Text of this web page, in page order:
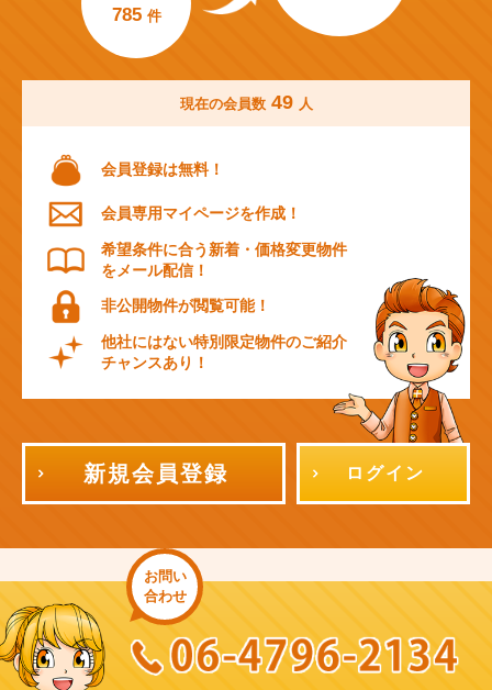
785 件
現在の会員数 49 人
会員登録は無料！
会員専用マイページを作成！
希望条件に合う新着・価格変更物件
をメール配信！
非公開物件が閲覧可能！
他社にはない特別限定物件のご紹介
チャンスあり！
新規会員登録 ログイン
お問い
合わせ